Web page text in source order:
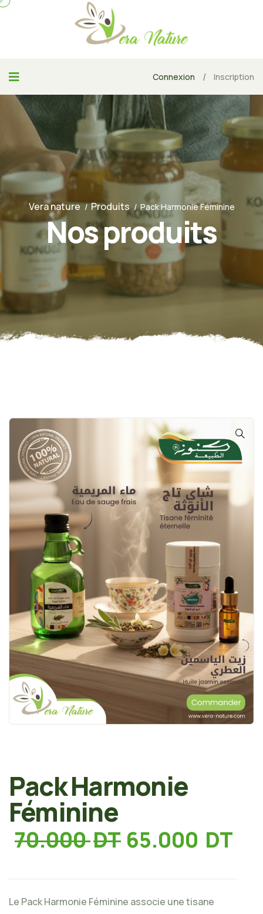
Connexion / Inscription
Vera nature Produits Pack Harmonie Féminine
Nos produits
Pack Harmonie
Féminine
70.000DT 65.000 DT
Le Pack Harmonie Féminine associe une tisane